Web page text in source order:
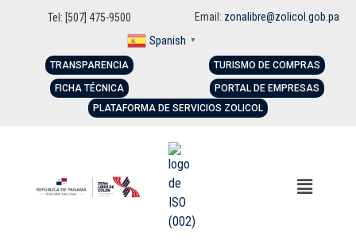
Tel: [507] 475-9500 Email: zonalibre@zolicol.gob.pa
Spanish ▼
TRANSPARENCIA
FICHA TÉCNICA
TURISMO DE COMPRAS
PORTAL DE EMPRESAS
PLATAFORMA DE SERVICIOS ZOLICOL